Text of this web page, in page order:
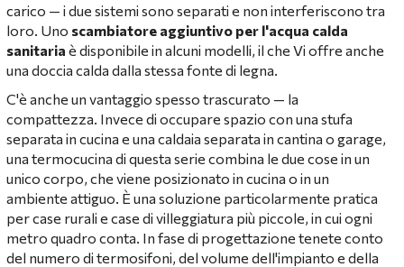
carico — i due sistemi sono separati e non interferiscono tra
loro. Uno scambiatore aggiuntivo per l'acqua calda
sanitaria è disponibile in alcuni modelli, il che Vi offre anche
una doccia calda dalla stessa fonte di legna.
C'è anche un vantaggio spesso trascurato — la
compattezza. Invece di occupare spazio con una stufa
separata in cucina e una caldaia separata in cantina o garage,
una termocucina di questa serie combina le due cose in un
unico corpo, che viene posizionato in cucina o in un
ambiente attiguo. È una soluzione particolarmente pratica
per case rurali e case di villeggiatura più piccole, in cui ogni
metro quadro conta. In fase di progettazione tenete conto
del numero di termosifoni, del volume dell'impianto e della